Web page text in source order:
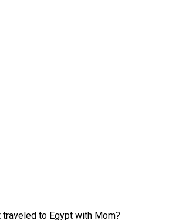
first traveled to Egypt with Mom?